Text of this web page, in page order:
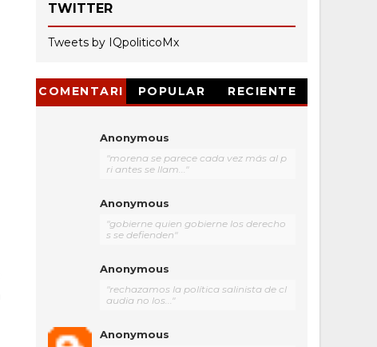
TWITTER
Tweets by IQpoliticoMx
COMENTARI
POPULAR RECIENTE
Anonymous
"morena se parece cada vez más al p
ri antes se llam..."
Anonymous
"gobierne quien gobierne los derecho
s se defienden"
Anonymous
"rechazamos la política salinista de cl
audia no los..."
Anonymous